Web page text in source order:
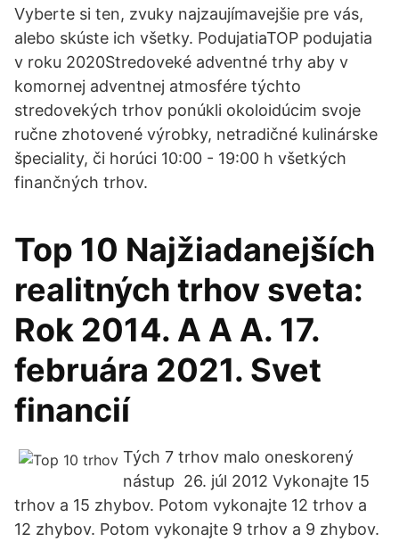
Vyberte si ten, zvuky najzaujímavejšie pre vás,
alebo skúste ich všetky. PodujatiaTOP podujatia
v roku 2020Stredoveké adventné trhy aby v
komornej adventnej atmosfére týchto
stredovekých trhov ponúkli okoloidúcim svoje
ručne zhotovené výrobky, netradičné kulinárske
špeciality, či horúci 10:00 - 19:00 h všetkých
finančných trhov.
Top 10 Najžiadanejších
realitných trhov sveta:
Rok 2014. A A A. 17.
februára 2021. Svet
financií
Tých 7 trhov malo oneskorený
nástup 26. júl 2012 Vykonajte 15
trhov a 15 zhybov. Potom vykonajte 12 trhov a
12 zhybov. Potom vykonajte 9 trhov a 9 zhybov.